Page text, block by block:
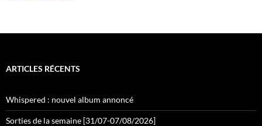
ARTICLES RÉCENTS
Whispered : nouvel album annoncé
Sorties de la semaine [31/07-07/08/2026]